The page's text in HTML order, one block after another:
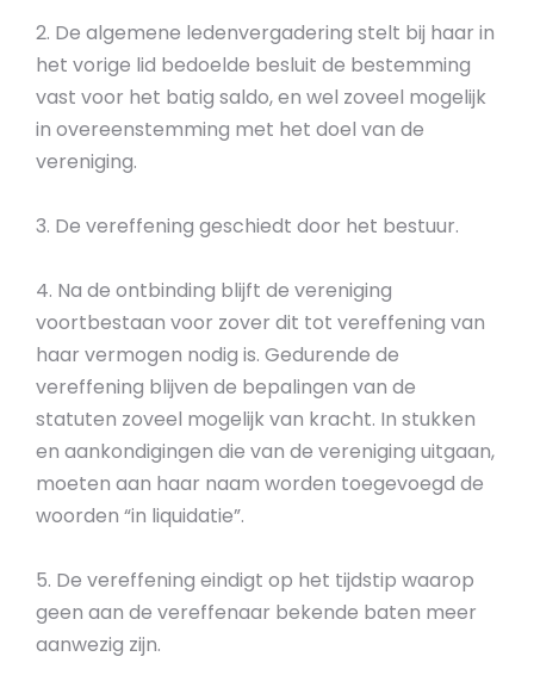
2. De algemene ledenvergadering stelt bij haar in
het vorige lid bedoelde besluit de bestemming
vast voor het batig saldo, en wel zoveel mogelijk
in overeenstemming met het doel van de
vereniging.
3. De vereffening geschiedt door het bestuur.
4. Na de ontbinding blijft de vereniging
voortbestaan voor zover dit tot vereffening van
haar vermogen nodig is. Gedurende de
vereffening blijven de bepalingen van de
statuten zoveel mogelijk van kracht. In stukken
en aankondigingen die van de vereniging uitgaan,
moeten aan haar naam worden toegevoegd de
woorden “in liquidatie”.
5. De vereffening eindigt op het tijdstip waarop
geen aan de vereffenaar bekende baten meer
aanwezig zijn.